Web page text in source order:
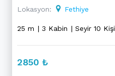
Lokasyon: Fethiye
25 m | 3 Kabin | Seyir 10 Kişi
2850 ₺